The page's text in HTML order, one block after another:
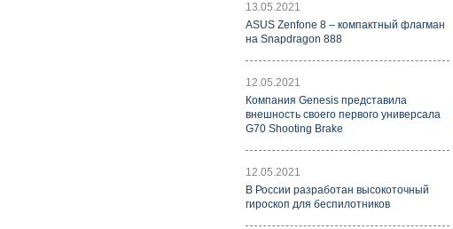
13.05.2021
ASUS Zenfone 8 – компактный флагман
на Snapdragon 888
12.05.2021
Компания Genesis представила
внешность своего первого универсала
G70 Shooting Brake
12.05.2021
В России разработан высокоточный
гироскоп для беспилотников